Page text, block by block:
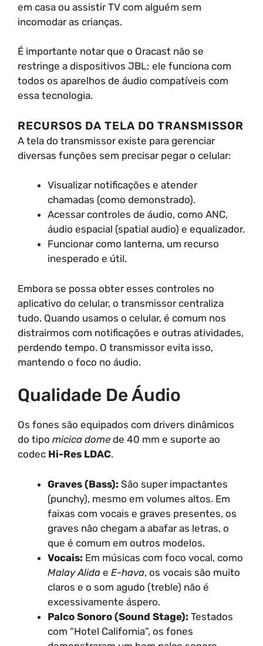
em casa ou assistir TV com alguém sem
incomodar as crianças.
É importante notar que o Oracast não se
restringe a dispositivos JBL; ele funciona com
todos os aparelhos de áudio compatíveis com
essa tecnologia.
RECURSOS DA TELA DO TRANSMISSOR
A tela do transmissor existe para gerenciar
diversas funções sem precisar pegar o celular:
Visualizar notificações e atender
chamadas (como demonstrado).
Acessar controles de áudio, como ANC,
áudio espacial (spatial audio) e equalizador.
Funcionar como lanterna, um recurso
inesperado e útil.
Embora se possa obter esses controles no
aplicativo do celular, o transmissor centraliza
tudo. Quando usamos o celular, é comum nos
distrairmos com notificações e outras atividades,
perdendo tempo. O transmissor evita isso,
mantendo o foco no áudio.
Qualidade De Áudio
Os fones são equipados com drivers dinâmicos
do tipo micica dome de 40 mm e suporte ao
codec Hi-Res LDAC.
Graves (Bass): São super impactantes
(punchy), mesmo em volumes altos. Em
faixas com vocais e graves presentes, os
graves não chegam a abafar as letras, o
que é comum em outros modelos.
Vocais: Em músicas com foco vocal, como
Malay Alida e E-hava, os vocais são muito
claros e o som agudo (treble) não é
excessivamente áspero.
Palco Sonoro (Sound Stage): Testados
com “Hotel California”, os fones